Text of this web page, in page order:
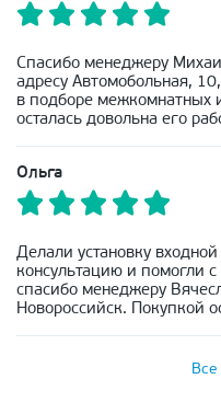
Спасибо менеджеру
адресу Автомобольная,
в подборе межкомнатных
осталась довольна его
Ольга
Делали установку
консультацию и помогли
спасибо менеджеру
Новороссийск. Покупкой